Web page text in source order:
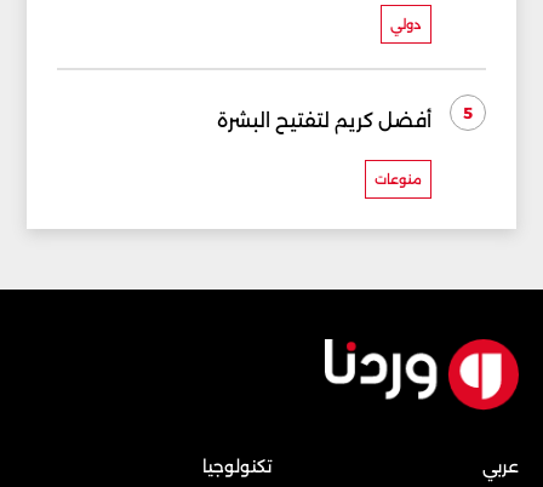
دولي
5 أفضل كريم لتفتيح البشرة
منوعات
عربي
تكنولوجيا